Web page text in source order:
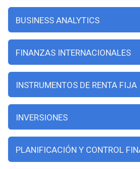
BUSINESS ANALYTICS
FINANZAS INTERNACIONALES
INSTRUMENTOS DE RENTA FIJA
INVERSIONES
PLANIFICACIÓN Y CONTROL